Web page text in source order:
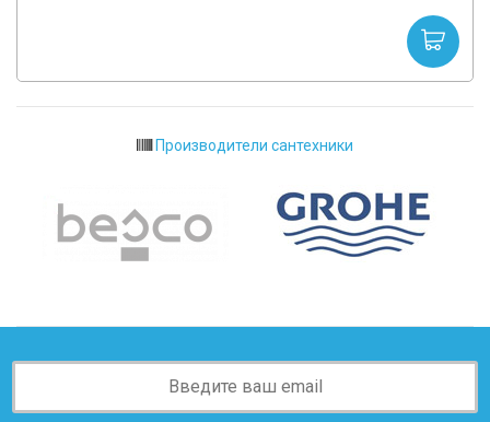
Производители сантехники